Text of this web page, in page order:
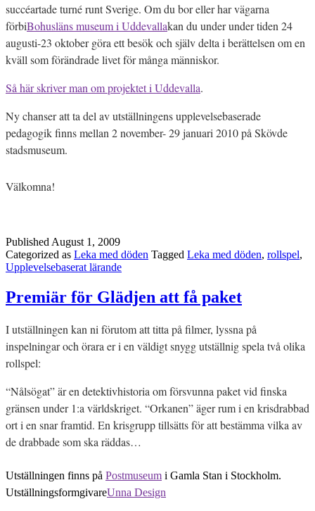
succéartade turné runt Sverige. Om du bor eller har vägarna
förbiBohusläns museum i Uddevallakan du under under tiden 24
augusti-23 oktober göra ett besök och själv delta i berättelsen om en
kväll som förändrade livet för många människor.
Så här skriver man om projektet i Uddevalla.
Ny chanser att ta del av utställningens upplevelsebaserade
pedagogik finns mellan 2 november- 29 januari 2010 på Skövde
stadsmuseum.
Välkomna!
Published August 1, 2009
Categorized as Leka med döden Tagged Leka med döden, rollspel,
Upplevelsebaserat lärande
Premiär för Glädjen att få paket
I utställningen kan ni förutom att titta på filmer, lyssna på
inspelningar och örara er i en väldigt snygg utställnig spela två olika
rollspel:
“Nålsögat” är en detektivhistoria om försvunna paket vid finska
gränsen under 1:a världskriget. “Orkanen” äger rum i en krisdrabbad
ort i en snar framtid. En krisgrupp tillsätts för att bestämma vilka av
de drabbade som ska räddas…
Utställningen finns på Postmuseum i Gamla Stan i Stockholm.
UtställningsformgivareUnna Design